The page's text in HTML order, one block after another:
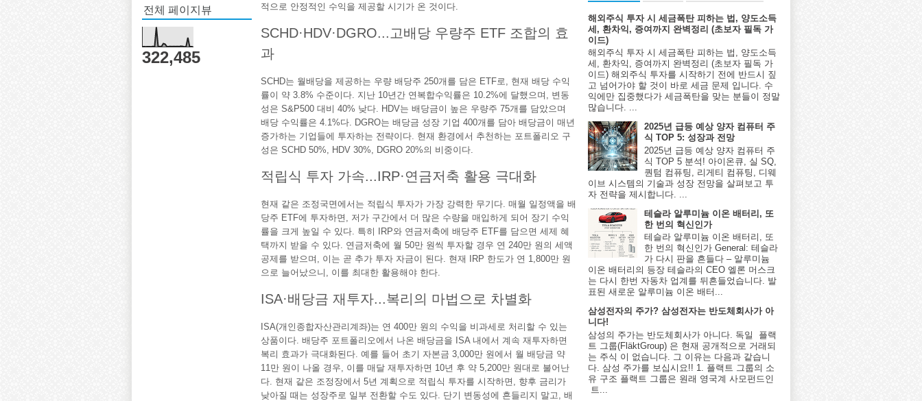
전체 페이지뷰
322,485
적으로 안정적인 수익을 제공할 시기가 온 것이다.
SCHD·HDV·DGRO...고배당 우량주 ETF 조합의 효
과
SCHD는 월배당을 제공하는 우량 배당주 250개를 담은 ETF로, 현재 배당 수익
률이 약 3.8% 수준이다. 지난 10년간 연복합수익률은 10.2%에 달했으며, 변동
성은 S&P500 대비 40% 낮다. HDV는 배당금이 높은 우량주 75개를 담았으며
배당 수익률은 4.1%다. DGRO는 배당금 성장 기업 400개를 담아 배당금이 매년
증가하는 기업들에 투자하는 전략이다. 현재 환경에서 추천하는 포트폴리오 구
성은 SCHD 50%, HDV 30%, DGRO 20%의 비중이다.
적립식 투자 가속...IRP·연금저축 활용 극대화
현재 같은 조정국면에서는 적립식 투자가 가장 강력한 무기다. 매월 일정액을 배
당주 ETF에 투자하면, 저가 구간에서 더 많은 수량을 매입하게 되어 장기 수익
률을 크게 높일 수 있다. 특히 IRP와 연금저축에 배당주 ETF를 담으면 세제 혜
택까지 받을 수 있다. 연금저축에 월 50만 원씩 투자할 경우 연 240만 원의 세액
공제를 받으며, 이는 곧 추가 투자 자금이 된다. 현재 IRP 한도가 연 1,800만 원
으로 늘어났으니, 이를 최대한 활용해야 한다.
ISA·배당금 재투자...복리의 마법으로 차별화
ISA(개인종합자산관리계좌)는 연 400만 원의 수익을 비과세로 처리할 수 있는
상품이다. 배당주 포트폴리오에서 나온 배당금을 ISA 내에서 계속 재투자하면
복리 효과가 극대화된다. 예를 들어 초기 자본금 3,000만 원에서 월 배당금 약
11만 원이 나올 경우, 이를 매달 재투자하면 10년 후 약 5,200만 원대로 불어난
다. 현재 같은 조정장에서 5년 계획으로 적립식 투자를 시작하면, 향후 금리가
낮아질 때는 성장주로 일부 전환할 수도 있다. 단기 변동성에 흔들리지 말고, 배
해외주식 투자 시 세금폭탄 피하는 법, 양도소득
세, 환차익, 증여까지 완벽정리 (초보자 필독 가
이드)
해외주식 투자 시 세금폭탄 피하는 법, 양도소득
세, 환차익, 증여까지 완벽정리 (초보자 필독 가
이드) 해외주식 투자를 시작하기 전에 반드시 짚
고 넘어가야 할 것이 바로 세금 문제 입니다. 수
익에만 집중했다가 세금폭탄을 맞는 분들이 정말
많습니다. ...
2025년 급등 예상 양자 컴퓨터 주
식 TOP 5: 성장과 전망
2025년 급등 예상 양자 컴퓨터 주
식 TOP 5 분석! 아이온큐, 실 SQ,
퀀텀 컴퓨팅, 리게티 컴퓨팅, 디웨
이브 시스템의 기술과 성장 전망을 살펴보고 투
자 전략을 제시합니다. ...
테슬라 알루미늄 이온 배터리, 또
한 번의 혁신인가
테슬라 알루미늄 이온 배터리, 또
한 번의 혁신인가 General: 테슬라
가 다시 판을 흔들다 – 알루미늄
이온 배터리의 등장 테슬라의 CEO 엘론 머스크
는 다시 한번 자동차 업계를 뒤흔들었습니다. 발
표된 새로운 알루미늄 이온 배터...
삼성전자의 주가? 삼성전자는 반도체회사가 아
니다!
삼성의 주가는 반도체회사가 아니다. 독일 플랙
트 그룹(FläktGroup) 은 현재 공개적으로 거래되
는 주식 이 없습니다. 그 이유는 다음과 같습니
다. 삼성 주가를 보십시요!! 1. 플랙트 그룹의 소
유 구조 플랙트 그룹은 원래 영국계 사모펀드인
트...